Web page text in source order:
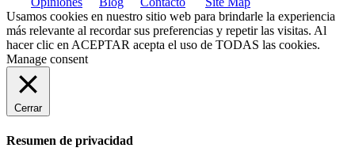
Usamos cookies en nuestro sitio web para brindarle la experiencia
más relevante al recordar sus preferencias y repetir las visitas. Al
hacer clic en ACEPTAR acepta el uso de TODAS las cookies.
Manage consent
Cerrar
Resumen de privacidad